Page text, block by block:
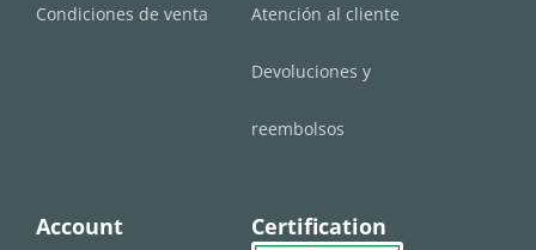
Condiciones de venta Atención al cliente
Devoluciones y
reembolsos
Account Certification